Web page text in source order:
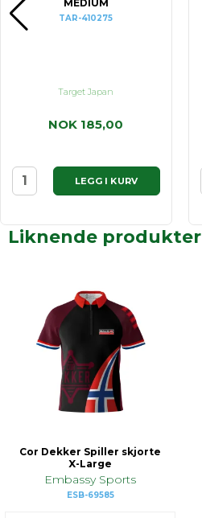
MEDIUM
TAR-410275
Target Japan
NOK 185,00
LEGG I KURV
Liknende produkter
Cor Dekker Spiller skjorte
X-Large
Embassy Sports
ESB-69585